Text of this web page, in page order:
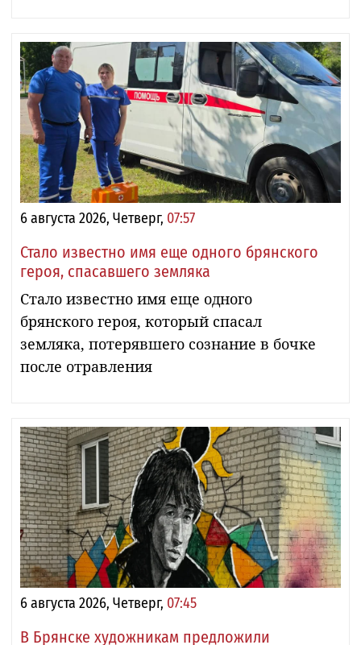
6 августа 2026, Четверг, 07:57
Стало известно имя еще одного брянского
героя, спасавшего земляка
Стало известно имя еще одного
брянского героя, который спасал
земляка, потерявшего сознание в бочке
после отравления
6 августа 2026, Четверг, 07:45
В Брянске художникам предложили